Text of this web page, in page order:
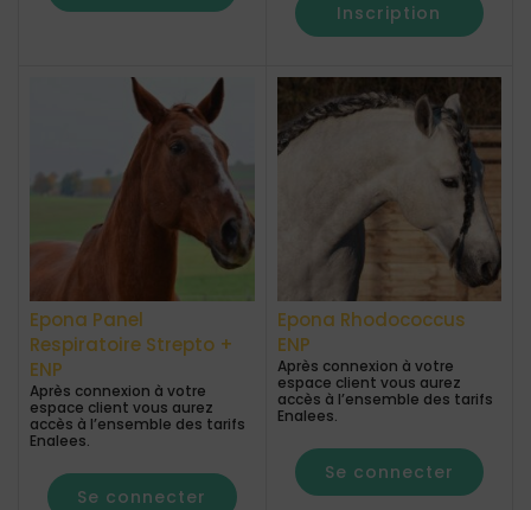
Inscription
Epona Panel
Respiratoire Strepto +
ENP
Après connexion à votre
espace client vous aurez
accès à l’ensemble des tarifs
Enalees.
Se connecter
Epona Rhodococcus
ENP
Après connexion à votre
espace client vous aurez
accès à l’ensemble des tarifs
Enalees.
Se connecter